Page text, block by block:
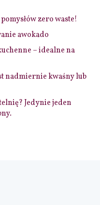
zero waste!
awokado
– idealne na
nadmiernie kwaśny lub
Jedynie jeden